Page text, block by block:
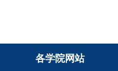
各学院网站